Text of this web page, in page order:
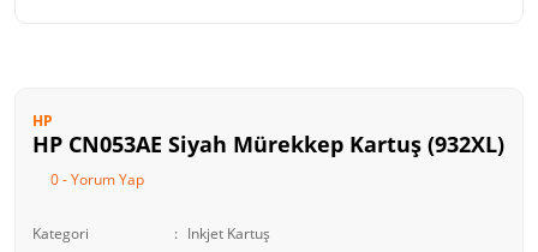
HP
HP CN053AE Siyah Mürekkep Kartuş (932XL)
0 - Yorum Yap
Kategori
Inkjet Kartuş